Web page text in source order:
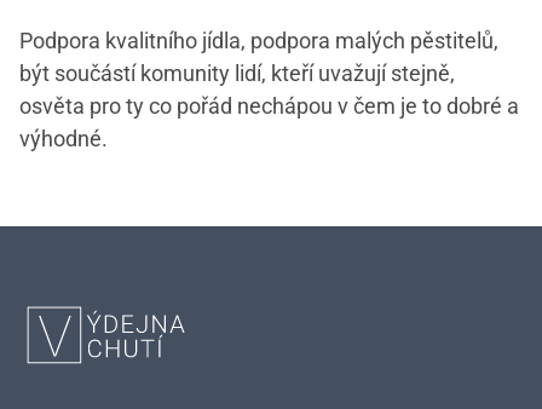
Podpora kvalitního jídla, podpora malých pěstitelů,
být součástí komunity lidí, kteří uvažují stejně,
osvěta pro ty co pořád nechápou v čem je to dobré a
výhodné.